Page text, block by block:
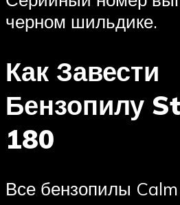
черном шильдике.
Как Завести
Бензопилу
180
Все бензопилы